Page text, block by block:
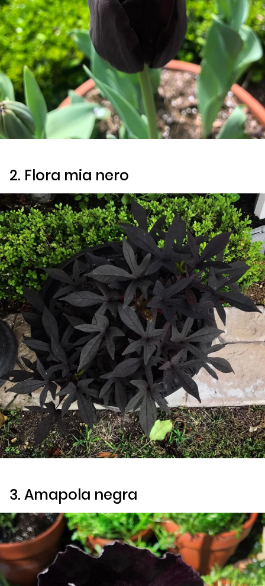
2. Flora mia nero
3. Amapola negra